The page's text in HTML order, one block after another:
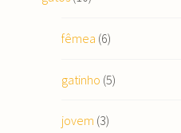
fêmea (6)
gatinho (5)
jovem (3)